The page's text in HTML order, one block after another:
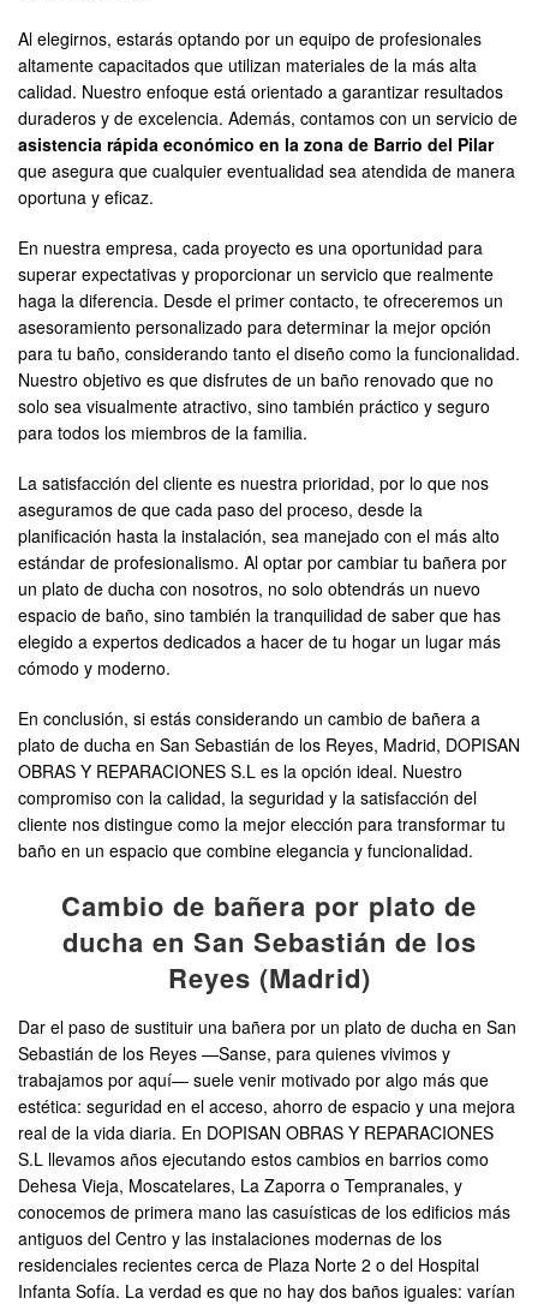
Al elegirnos, estarás optando por un equipo de profesionales
altamente capacitados que utilizan materiales de la más alta
calidad. Nuestro enfoque está orientado a garantizar resultados
duraderos y de excelencia. Además, contamos con un servicio de
asistencia rápida económico en la zona de Barrio del Pilar
que asegura que cualquier eventualidad sea atendida de manera
oportuna y eficaz.
En nuestra empresa, cada proyecto es una oportunidad para
superar expectativas y proporcionar un servicio que realmente
haga la diferencia. Desde el primer contacto, te ofreceremos un
asesoramiento personalizado para determinar la mejor opción
para tu baño, considerando tanto el diseño como la funcionalidad.
Nuestro objetivo es que disfrutes de un baño renovado que no
solo sea visualmente atractivo, sino también práctico y seguro
para todos los miembros de la familia.
La satisfacción del cliente es nuestra prioridad, por lo que nos
aseguramos de que cada paso del proceso, desde la
planificación hasta la instalación, sea manejado con el más alto
estándar de profesionalismo. Al optar por cambiar tu bañera por
un plato de ducha con nosotros, no solo obtendrás un nuevo
espacio de baño, sino también la tranquilidad de saber que has
elegido a expertos dedicados a hacer de tu hogar un lugar más
cómodo y moderno.
En conclusión, si estás considerando un cambio de bañera a
plato de ducha en San Sebastián de los Reyes, Madrid, DOPISAN
OBRAS Y REPARACIONES S.L es la opción ideal. Nuestro
compromiso con la calidad, la seguridad y la satisfacción del
cliente nos distingue como la mejor elección para transformar tu
baño en un espacio que combine elegancia y funcionalidad.
Cambio de bañera por plato de
ducha en San Sebastián de los
Reyes (Madrid)
Dar el paso de sustituir una bañera por un plato de ducha en San
Sebastián de los Reyes —Sanse, para quienes vivimos y
trabajamos por aquí— suele venir motivado por algo más que
estética: seguridad en el acceso, ahorro de espacio y una mejora
real de la vida diaria. En DOPISAN OBRAS Y REPARACIONES
S.L llevamos años ejecutando estos cambios en barrios como
Dehesa Vieja, Moscatelares, La Zaporra o Tempranales, y
conocemos de primera mano las casuísticas de los edificios más
antiguos del Centro y las instalaciones modernas de los
residenciales recientes cerca de Plaza Norte 2 o del Hospital
Infanta Sofía. La verdad es que no hay dos baños iguales: varían